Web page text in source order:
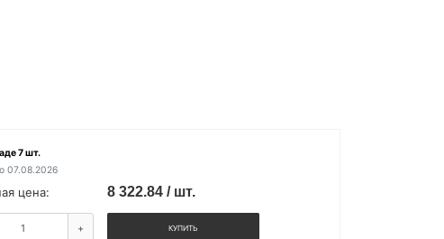
7 шт.
07.08.2026
цена: 8 322.84 / шт.
+ КУПИТЬ